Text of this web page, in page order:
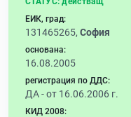
ЕИК, град:
131465265, София
основана:
16.08.2005
регистрация по ДДС:
ДА - от 16.06.2006 г.
КИД 2008: